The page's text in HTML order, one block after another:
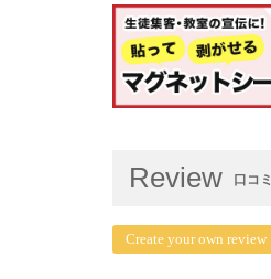
Review 口コミ
Create your own review